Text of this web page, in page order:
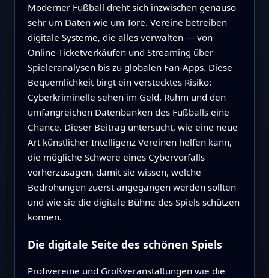
Moderner Fußball dreht sich inzwischen genauso
sehr um Daten wie um Tore. Vereine betreiben
digitale Systeme, die alles verwalten — von
Online-Ticketverkäufen und Streaming über
Spieleranalysen bis zu globalen Fan‑Apps. Diese
Bequemlichkeit birgt ein verstecktes Risiko:
Cyberkriminelle sehen im Geld, Ruhm und den
umfangreichen Datenbanken des Fußballs eine
Chance. Dieser Beitrag untersucht, wie eine neue
Art künstlicher Intelligenz Vereinen helfen kann,
die mögliche Schwere eines Cybervorfalls
vorherzusagen, damit sie wissen, welche
Bedrohungen zuerst angegangen werden sollten
und wie sie die digitale Bühne des Spiels schützen
können.
Die digitale Seite des schönen Spiels
Profivereine und Großveranstaltungen wie die